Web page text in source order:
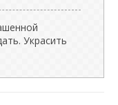
Украсить